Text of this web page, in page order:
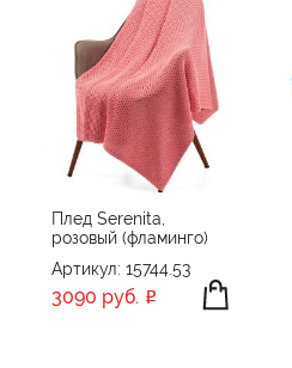
Very Marque
XD Collection
XD Design
Без бренда
сделано в России
Плед Serenita,
розовый (фламинго)
Артикул: 15744.53
3090 руб.